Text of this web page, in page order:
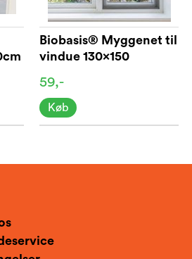
Biobasis® Myggenet til
vindue 130x150
59,-
Køb